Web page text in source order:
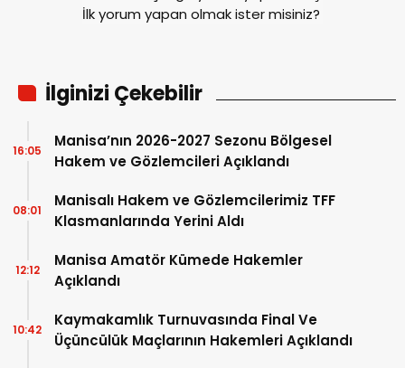
İlk yorum yapan olmak ister misiniz?
İlginizi Çekebilir
Manisa’nın 2026-2027 Sezonu Bölgesel
Hakem ve Gözlemcileri Açıklandı
16:05
Manisalı Hakem ve Gözlemcilerimiz TFF
Klasmanlarında Yerini Aldı
08:01
Manisa Amatör Kümede Hakemler
Açıklandı
12:12
Kaymakamlık Turnuvasında Final Ve
Üçüncülük Maçlarının Hakemleri Açıklandı
10:42